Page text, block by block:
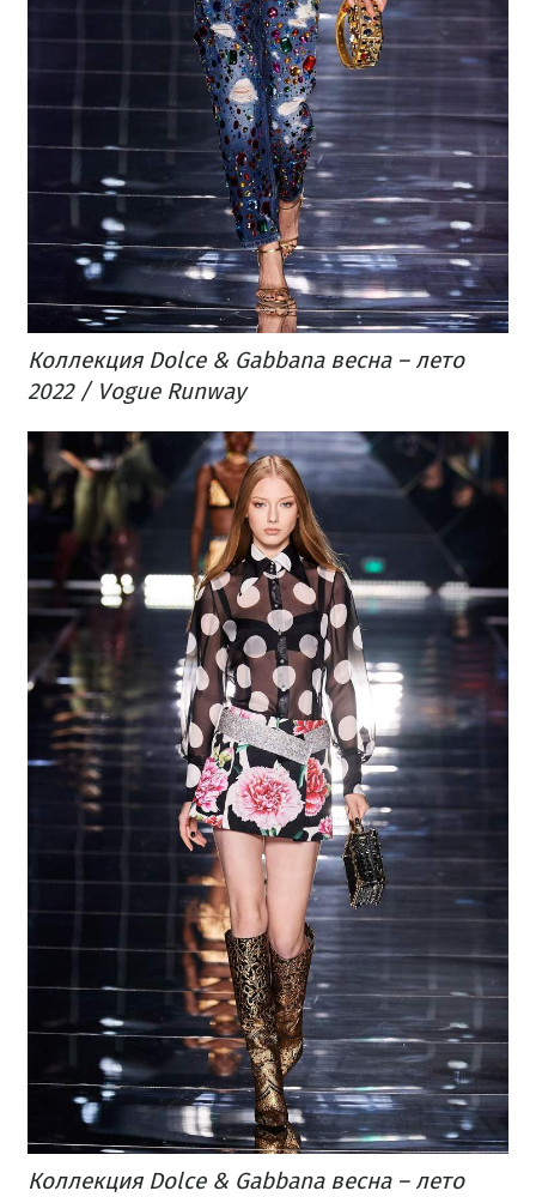
Коллекция Dolce & Gabbana весна – лето
2022 / Vogue Runway
Коллекция Dolce & Gabbana весна – лето